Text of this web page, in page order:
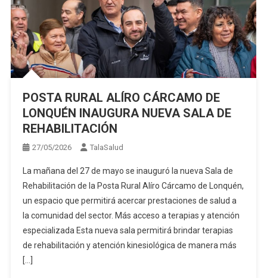
POSTA RURAL ALÍRO CÁRCAMO DE
LONQUÉN INAUGURA NUEVA SALA DE
REHABILITACIÓN
27/05/2026 TalaSalud
La mañana del 27 de mayo se inauguró la nueva Sala de
Rehabilitación de la Posta Rural Alíro Cárcamo de Lonquén,
un espacio que permitirá acercar prestaciones de salud a
la comunidad del sector. Más acceso a terapias y atención
especializada Esta nueva sala permitirá brindar terapias
de rehabilitación y atención kinesiológica de manera más
[…]